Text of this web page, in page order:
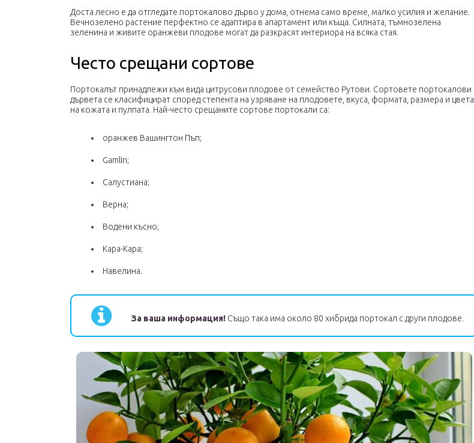
Доста лесно е да отгледате портокалово дърво у дома, отнема само време, малко усилия и желание.
Вечнозелено растение перфектно се адаптира в апартамент или къща. Силната, тъмнозелена
зеленина и живите оранжеви плодове могат да разкрасят интериора на всяка стая.
Често срещани сортове
Портокалът принадлежи към вида цитрусови плодове от семейство Рутови. Сортовете портокалови
дървета се класифицират според степента на узряване на плодовете, вкуса, формата, размера и цвета
на кожата и пулпата. Най-често срещаните сортове портокали са:
оранжев Вашингтон Пъп;
Gamlin;
Салустиана;
Верна;
Водени късно;
Кара-Кара;
Навелина.
За ваша информация! Също така има около 80 хибрида портокал с други плодове.